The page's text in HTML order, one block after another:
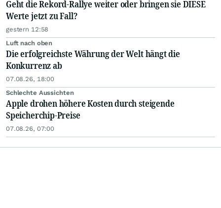
Geht die Rekord-Rallye weiter oder bringen sie DIESE
Werte jetzt zu Fall?
gestern 12:58
Luft nach oben
Die erfolgreichste Währung der Welt hängt die
Konkurrenz ab
07.08.26, 18:00
Schlechte Aussichten
Apple drohen höhere Kosten durch steigende
Speicherchip-Preise
07.08.26, 07:00